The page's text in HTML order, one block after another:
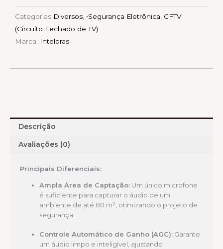
m²)
quantidade
Categorias Diversos •Segurança Eletrônica CFTV
(Circuito Fechado de TV)
Marca: Intelbras
Descrição
Avaliações (0)
Principais Diferenciais:
Ampla Área de Captação: Um único microfone
é suficiente para capturar o áudio de um
ambiente de até 80 m², otimizando o projeto de
segurança.
Controle Automático de Ganho (AGC): Garante
um áudio limpo e inteligível, ajustando